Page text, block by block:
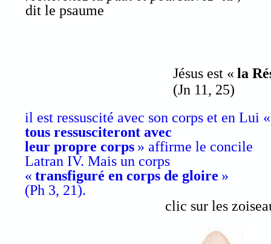
dit le psaume
Jésus est « la
(Jn 11, 25)
il est ressuscité avec son corps et en Lui
tous ressusciteront avec
leur propre corps » affirme le concile
Latran IV. Mais un corps
«transfiguré en corps de gloire »
(Ph 3, 21).
clic sur les